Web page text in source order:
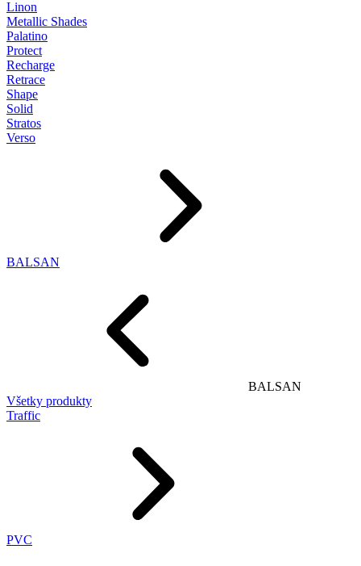
Linon
Metallic Shades
Palatino
Protect
Recharge
Retrace
Shape
Solid
Stratos
Verso
BALSAN
BALSAN
Všetky produkty
Traffic
PVC